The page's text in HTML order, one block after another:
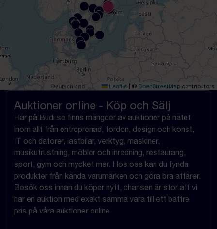
Leaflet © OpenStreetMap contributors
Auktioner online - Köp och Sälj
Här på Budi.se finns mängder av auktioner på nätet
inom allt från entreprenad, fordon, design och konst,
IT och datorer, lastbilar, verktyg, maskiner,
musikutrustning, möbler och inredning, restaurang,
sport, gym och mycket mer. Hos oss kan du fynda
produkter från kända varumärken och göra bra affärer.
Besök oss innan du köper nytt, chansen är stor att vi
har en auktion med exakt samma vara till ett bättre
pris på våra auktioner online.